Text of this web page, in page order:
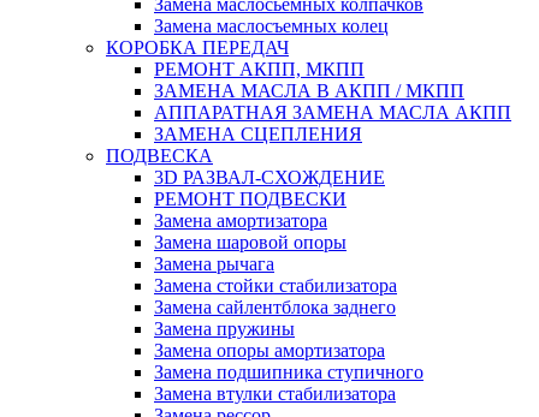
Замена маслосьемных колпачков
Замена маслосъемных колец
КОРОБКА ПЕРЕДАЧ
РЕМОНТ АКПП, МКПП
ЗАМЕНА МАСЛА В АКПП / МКПП
АППАРАТНАЯ ЗАМЕНА МАСЛА АКПП
ЗАМЕНА СЦЕПЛЕНИЯ
ПОДВЕСКА
3D РАЗВАЛ-СХОЖДЕНИЕ
РЕМОНТ ПОДВЕСКИ
Замена амортизатора
Замена шаровой опоры
Замена рычага
Замена стойки стабилизатора
Замена сайлентблока заднего
Замена пружины
Замена опоры амортизатора
Замена подшипника ступичного
Замена втулки стабилизатора